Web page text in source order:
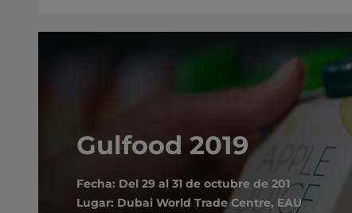
Gulfood 2019
Fecha: Del 29 al 31 de octubre de 201
Lugar: Dubai World Trade Centre, EAU